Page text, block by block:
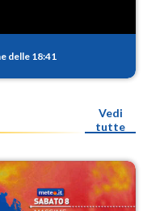
delle 18:41
Vedi
tutte